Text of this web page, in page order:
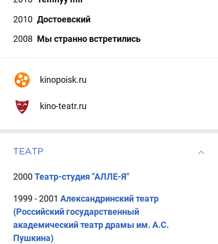
2010 Достоевский
2008 Мы странно встретились
kinopoisk.ru
kino-teatr.ru
ТЕАТР
2000Театр-студия "АЛЛЕ-Я"
1999 - 2001Александринский театр
(Российский государственный
академический театр драмы им. А.С.
Пушкина)